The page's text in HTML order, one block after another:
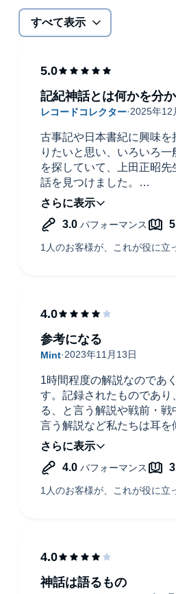
すべて表示
古事記や日本書紀に興味
りたいと思い、いろいろ
を探していて、上田正昭
話を見つけました。
そもそも神話とは何かと
拾遺、先代旧事本紀、延
の神話が書かれているとい
先生のお話が聞きたいと思
記紀神話とは何かを分
1時間程度の解説なのであ
す。記録されたものであ
る、と言う解説や戦前・
言う解説など私たちは耳
紀をもっと知りたくなりま
参考になる
神話は語るもの